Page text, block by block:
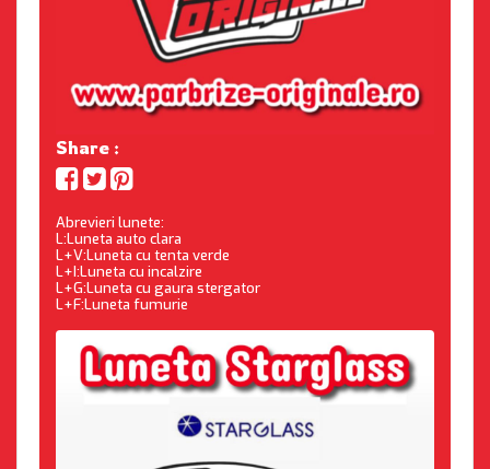
Share :
Abrevieri lunete:
L:Luneta auto clara
L+V:Luneta cu tenta verde
L+I:Luneta cu incalzire
L+G:Luneta cu gaura stergator
L+F:Luneta fumurie